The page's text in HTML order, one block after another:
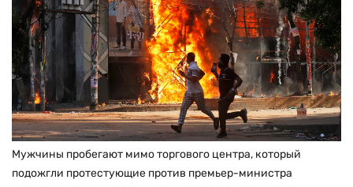
Мужчины пробегают мимо торгового центра, который
подожгли протестующие против премьер-министра